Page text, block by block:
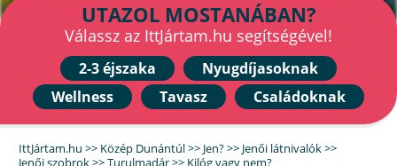
UTAZOL MOSTANÁBAN?
Válassz az IttJártam.hu segítségével!
2-3 éjszaka
Nyugdíjasoknak
Wellness
Tavasz Családoknak
IttJártam.hu >> Közép Dunántúl>> Jen?>> Jenői látnivalók>>
Jenői szobrok>>Turulmadár>> Kilóg vagy nem?